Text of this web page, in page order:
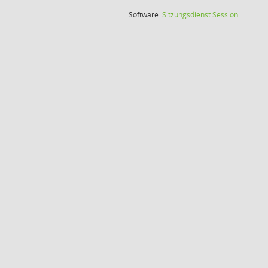
Software:SitzungsdienstSession(Wird in